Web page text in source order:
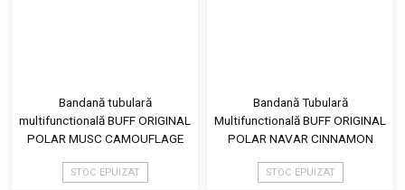
Bandană tubulară
multifunctională BUFF ORIGINAL
POLAR MUSC CAMOUFLAGE
STOC EPUIZAT
Bandană Tubulară
Multifunctională BUFF ORIGINAL
POLAR NAVAR CINNAMON
STOC EPUIZAT